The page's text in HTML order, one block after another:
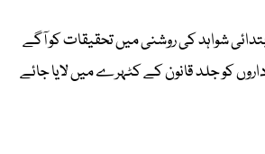
شواہد کی روشنی میں تحقیقات کو آگے
داروں کو جلد قانون کے کٹہرے میں لایا جائے